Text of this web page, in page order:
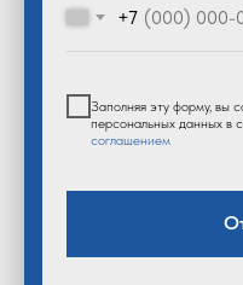
+7
Заполняя эту форму, вы
персональных данных в
соглашением